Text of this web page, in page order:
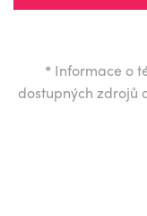
* Informace o
dostupných zdrojů